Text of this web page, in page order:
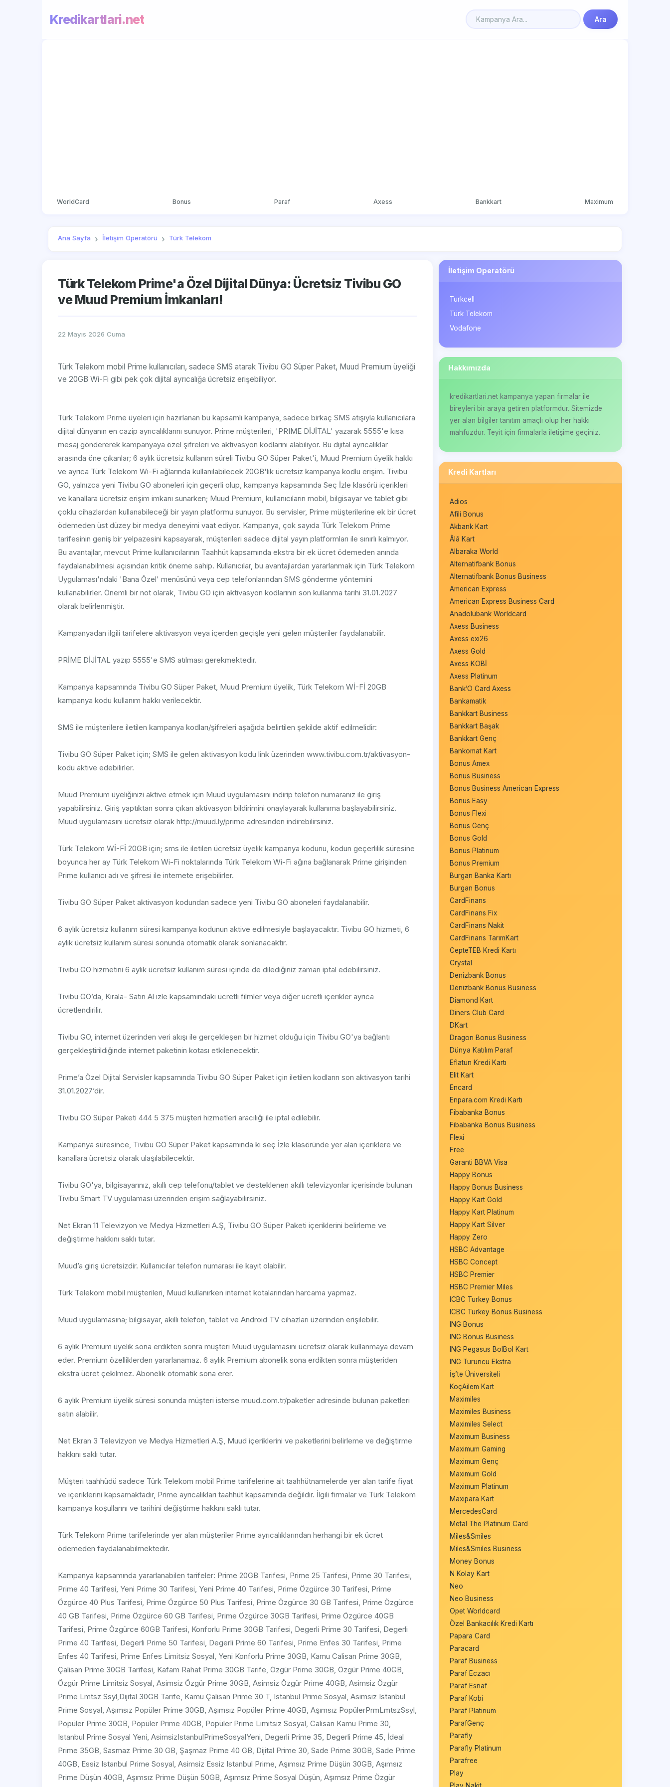
Kredikartlari.net Ara
WorldCard Bonus Paraf Axess Bankkart Maximum
Ana Sayfa İletişim Operatörü Türk Telekom
Türk Telekom Prime'a Özel Dijital Dünya: Ücretsiz Tivibu GO
ve Muud Premium İmkanları!
22 Mayıs 2026 Cuma
Türk Telekom mobil Prime kullanıcıları, sadece SMS atarak Tivibu GO Süper Paket, Muud Premium üyeliği
ve 20GB Wi-Fi gibi pek çok dijital ayrıcalığa ücretsiz erişebiliyor.
Türk Telekom Prime üyeleri için hazırlanan bu kapsamlı kampanya, sadece birkaç SMS atışıyla kullanıcılara
dijital dünyanın en cazip ayrıcalıklarını sunuyor. Prime müşterileri, 'PRIME DİJİTAL' yazarak 5555'e kısa
mesaj göndererek kampanyaya özel şifreleri ve aktivasyon kodlarını alabiliyor. Bu dijital ayrıcalıklar
arasında öne çıkanlar; 6 aylık ücretsiz kullanım süreli Tivibu GO Süper Paket'i, Muud Premium üyelik hakkı
ve ayrıca Türk Telekom Wi-Fi ağlarında kullanılabilecek 20GB'lık ücretsiz kampanya kodlu erişim. Tivibu
GO, yalnızca yeni Tivibu GO aboneleri için geçerli olup, kampanya kapsamında Seç İzle klasörü içerikleri
ve kanallara ücretsiz erişim imkanı sunarken; Muud Premium, kullanıcıların mobil, bilgisayar ve tablet gibi
çoklu cihazlardan kullanabileceği bir yayın platformu sunuyor. Bu servisler, Prime müşterilerine ek bir ücret
ödemeden üst düzey bir medya deneyimi vaat ediyor. Kampanya, çok sayıda Türk Telekom Prime
tarifesinin geniş bir yelpazesini kapsayarak, müşterileri sadece dijital yayın platformları ile sınırlı kalmıyor.
Bu avantajlar, mevcut Prime kullanıcılarının Taahhüt kapsamında ekstra bir ek ücret ödemeden anında
faydalanabilmesi açısından kritik öneme sahip. Kullanıcılar, bu avantajlardan yararlanmak için Türk Telekom
Uygulaması'ndaki 'Bana Özel' menüsünü veya cep telefonlarından SMS gönderme yöntemini
kullanabilirler. Önemli bir not olarak, Tivibu GO için aktivasyon kodlarının son kullanma tarihi 31.01.2027
olarak belirlenmiştir.
Kampanyadan ilgili tarifelere aktivasyon veya içerden geçişle yeni gelen müşteriler faydalanabilir.
PRİME DİJİTAL yazıp 5555'e SMS atılması gerekmektedir.
Kampanya kapsamında Tivibu GO Süper Paket, Muud Premium üyelik, Türk Telekom Wİ-Fİ 20GB
kampanya kodu kullanım hakkı verilecektir.
SMS ile müşterilere iletilen kampanya kodları/şifreleri aşağıda belirtilen şekilde aktif edilmelidir:
Tivibu GO Süper Paket için; SMS ile gelen aktivasyon kodu link üzerinden www.tivibu.com.tr/aktivasyon-
kodu aktive edebilirler.
Muud Premium üyeliğinizi aktive etmek için Muud uygulamasını indirip telefon numaranız ile giriş
yapabilirsiniz. Giriş yaptıktan sonra çıkan aktivasyon bildirimini onaylayarak kullanıma başlayabilirsiniz.
Muud uygulamasını ücretsiz olarak http://muud.ly/prime adresinden indirebilirsiniz.
Türk Telekom Wİ-Fİ 20GB için; sms ile iletilen ücretsiz üyelik kampanya kodunu, kodun geçerlilik süresine
boyunca her ay Türk Telekom Wi-Fi noktalarında Türk Telekom Wi-Fi ağına bağlanarak Prime girişinden
Prime kullanıcı adı ve şifresi ile internete erişebilirler.
Tivibu GO Süper Paket aktivasyon kodundan sadece yeni Tivibu GO aboneleri faydalanabilir.
6 aylık ücretsiz kullanım süresi kampanya kodunun aktive edilmesiyle başlayacaktır. Tivibu GO hizmeti, 6
aylık ücretsiz kullanım süresi sonunda otomatik olarak sonlanacaktır.
Tivibu GO hizmetini 6 aylık ücretsiz kullanım süresi içinde de dilediğiniz zaman iptal edebilirsiniz.
Tivibu GO’da, Kirala- Satın Al izle kapsamındaki ücretli filmler veya diğer ücretli içerikler ayrıca
ücretlendirilir.
Tivibu GO, internet üzerinden veri akışı ile gerçekleşen bir hizmet olduğu için Tivibu GO'ya bağlantı
gerçekleştirildiğinde internet paketinin kotası etkilenecektir.
Prime’a Özel Dijital Servisler kapsamında Tivibu GO Süper Paket için iletilen kodların son aktivasyon tarihi
31.01.2027’dir.
Tivibu GO Süper Paketi 444 5 375 müşteri hizmetleri aracılığı ile iptal edilebilir.
Kampanya süresince, Tivibu GO Süper Paket kapsamında ki seç İzle klasöründe yer alan içeriklere ve
kanallara ücretsiz olarak ulaşılabilecektir.
Tivibu GO'ya, bilgisayarınız, akıllı cep telefonu/tablet ve desteklenen akıllı televizyonlar içerisinde bulunan
Tivibu Smart TV uygulaması üzerinden erişim sağlayabilirsiniz.
Net Ekran 11 Televizyon ve Medya Hizmetleri A.Ş, Tivibu GO Süper Paketi içeriklerini belirleme ve
değiştirme hakkını saklı tutar.
Muud’a giriş ücretsizdir. Kullanıcılar telefon numarası ile kayıt olabilir.
Türk Telekom mobil müşterileri, Muud kullanırken internet kotalarından harcama yapmaz.
Muud uygulamasına; bilgisayar, akıllı telefon, tablet ve Android TV cihazları üzerinden erişilebilir.
6 aylık Premium üyelik sona erdikten sonra müşteri Muud uygulamasını ücretsiz olarak kullanmaya devam
eder. Premium özelliklerden yararlanamaz. 6 aylık Premium abonelik sona erdikten sonra müşteriden
ekstra ücret çekilmez. Abonelik otomatik sona erer.
6 aylık Premium üyelik süresi sonunda müşteri isterse muud.com.tr/paketler adresinde bulunan paketleri
satın alabilir.
Net Ekran 3 Televizyon ve Medya Hizmetleri A.Ş, Muud içeriklerini ve paketlerini belirleme ve değiştirme
hakkını saklı tutar.
Müşteri taahhüdü sadece Türk Telekom mobil Prime tarifelerine ait taahhütnamelerde yer alan tarife fiyat
ve içeriklerini kapsamaktadır, Prime ayrıcalıkları taahhüt kapsamında değildir. İlgili firmalar ve Türk Telekom
kampanya koşullarını ve tarihini değiştirme hakkını saklı tutar.
Türk Telekom Prime tarifelerinde yer alan müşteriler Prime ayrıcalıklarından herhangi bir ek ücret
ödemeden faydalanabilmektedir.
Kampanya kapsamında yararlanabilen tarifeler: Prime 20GB Tarifesi, Prime 25 Tarifesi, Prime 30 Tarifesi,
Prime 40 Tarifesi, Yeni Prime 30 Tarifesi, Yeni Prime 40 Tarifesi, Prime Özgürce 30 Tarifesi, Prime
Özgürce 40 Plus Tarifesi, Prime Özgürce 50 Plus Tarifesi, Prime Özgürce 30 GB Tarifesi, Prime Özgürce
40 GB Tarifesi, Prime Özgürce 60 GB Tarifesi, Prime Özgürce 30GB Tarifesi, Prime Özgürce 40GB
Tarifesi, Prime Özgürce 60GB Tarifesi, Konforlu Prime 30GB Tarifesi, Degerli Prime 30 Tarifesi, Degerli
Prime 40 Tarifesi, Degerli Prime 50 Tarifesi, Degerli Prime 60 Tarifesi, Prime Enfes 30 Tarifesi, Prime
Enfes 40 Tarifesi, Prime Enfes Limitsiz Sosyal, Yeni Konforlu Prime 30GB, Kamu Calisan Prime 30GB,
Çalisan Prime 30GB Tarifesi, Kafam Rahat Prime 30GB Tarife, Özgür Prime 30GB, Özgür Prime 40GB,
Özgür Prime Limitsiz Sosyal, Asimsiz Özgür Prime 30GB, Asimsiz Özgür Prime 40GB, Asimsiz Özgür
Prime Lmtsz Ssyl,Dijital 30GB Tarife, Kamu Çalisan Prime 30 T, Istanbul Prime Sosyal, Asimsiz Istanbul
Prime Sosyal, Aşımsız Popüler Prime 30GB, Aşımsız Popüler Prime 40GB, Aşımsız PopülerPrmLmtszSsyl,
Popüler Prime 30GB, Popüler Prime 40GB, Popüler Prime Limitsiz Sosyal, Calisan Kamu Prime 30,
Istanbul Prime Sosyal Yeni, AsimsizIstanbulPrimeSosyalYeni, Degerli Prime 35, Degerli Prime 45, İdeal
Prime 35GB, Sasmaz Prime 30 GB, Şaşmaz Prime 40 GB, Dijital Prime 30, Sade Prime 30GB, Sade Prime
40GB, Essiz Istanbul Prime Sosyal, Asimsiz Essiz Istanbul Prime, Aşımsız Prime Düşün 30GB, Aşımsız
Prime Düşün 40GB, Aşımsız Prime Düşün 50GB, Aşımsız Prime Sosyal Düşün, Aşımsız Prime Özgür
İletişim Operatörü
Turkcell
Türk Telekom
Vodafone
Hakkımızda
kredikartlari.net kampanya yapan firmalar ile
bireyleri bir araya getiren platformdur. Sitemizde
yer alan bilgiler tanıtım amaçlı olup her hakkı
mahfuzdur. Teyit için firmalarla iletişime geçiniz.
Kredi Kartları
Adios
Afili Bonus
Akbank Kart
Âlâ Kart
Albaraka World
Alternatifbank Bonus
Alternatifbank Bonus Business
American Express
American Express Business Card
Anadolubank Worldcard
Axess Business
Axess exi26
Axess Gold
Axess KOBİ
Axess Platinum
Bank’O Card Axess
Bankamatik
Bankkart Business
Bankkart Başak
Bankkart Genç
Bankomat Kart
Bonus Amex
Bonus Business
Bonus Business American Express
Bonus Easy
Bonus Flexi
Bonus Genç
Bonus Gold
Bonus Platinum
Bonus Premium
Burgan Banka Kartı
Burgan Bonus
CardFinans
CardFinans Fix
CardFinans Nakit
CardFinans TarımKart
CepteTEB Kredi Kartı
Crystal
Denizbank Bonus
Denizbank Bonus Business
Diamond Kart
Diners Club Card
DKart
Dragon Bonus Business
Dünya Katılım Paraf
Eflatun Kredi Kartı
Elit Kart
Encard
Enpara.com Kredi Kartı
Fibabanka Bonus
Fibabanka Bonus Business
Flexi
Free
Garanti BBVA Visa
Happy Bonus
Happy Bonus Business
Happy Kart Gold
Happy Kart Platinum
Happy Kart Silver
Happy Zero
HSBC Advantage
HSBC Concept
HSBC Premier
HSBC Premier Miles
ICBC Turkey Bonus
ICBC Turkey Bonus Business
ING Bonus
ING Bonus Business
ING Pegasus BolBol Kart
ING Turuncu Ekstra
İş’te Üniversiteli
KoçAilem Kart
Maximiles
Maximiles Business
Maximiles Select
Maximum Business
Maximum Gaming
Maximum Genç
Maximum Gold
Maximum Platinum
Maxipara Kart
MercedesCard
Metal The Platinum Card
Miles&Smiles
Miles&Smiles Business
Money Bonus
N Kolay Kart
Neo
Neo Business
Opet Worldcard
Özel Bankacılık Kredi Kartı
Papara Card
Paracard
Paraf Business
Paraf Eczacı
Paraf Esnaf
Paraf Kobi
Paraf Platinum
ParafGenç
Parafly
Parafly Platinum
Parafree
Play
Play Nakit